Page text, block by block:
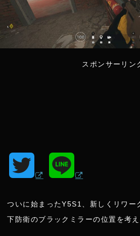
スポンサーリン
i n
ついに始まったY5S1、新しくリワー
下防衛のブラックミラーの位置を考え